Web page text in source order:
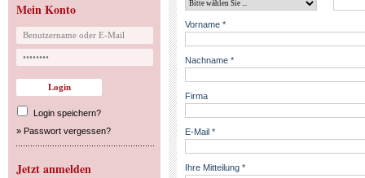
Mein Konto
Login speichern?
» Passwort vergessen?
Jetzt anmelden
Vorname *
Nachname *
Firma
E-Mail *
Ihre Mitteilung *